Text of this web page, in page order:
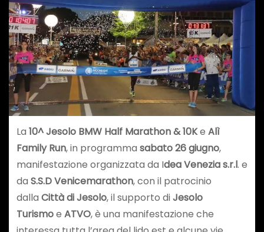
La 10^ Jesolo BMW Half Marathon & 10Ke Alì
Family Run, in programma sabato 26 giugno,
manifestazione organizzata da Idea Venezia s.r.l. e
da S.S.D Venicemarathon, con il patrocinio
dalla Città di Jesolo, il supporto diJesolo
Turismoe ATVO, è una manifestazione che